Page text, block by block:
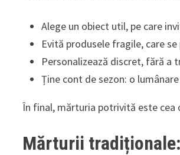
Alege un obiect util, pe care
Evită produsele fragile, care
Personalizează discret, fără a
Ține cont de sezon: o
În final, mărturia potrivită este cea
Mărturii